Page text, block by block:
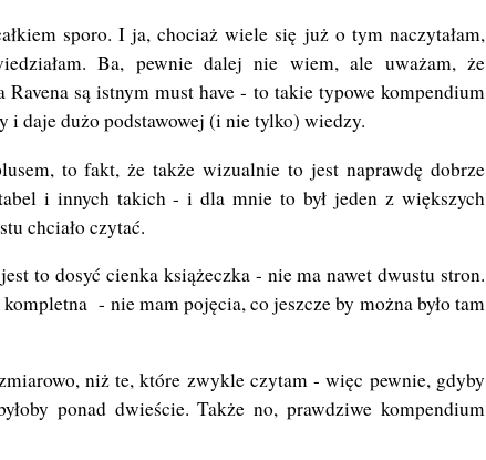
sporo. I ja, chociaż wiele się już o tym naczytałam,
Ba, pewnie dalej nie wiem, ale uważam, że
są istnym must have - to takie typowe kompendium
i daje dużo podstawowej (i nie tylko) wiedzy.
to fakt, że także wizualnie to jest naprawdę dobrze
i innych takich - i dla mnie to był jeden z większych
chciało czytać.
to dosyć cienka książeczka - nie ma nawet dwustu stron.
- nie mam pojęcia, co jeszcze by można było tam
niż te, które zwykle czytam - więc pewnie, gdyby
ponad dwieście. Także no, prawdziwe kompendium